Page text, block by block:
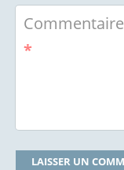
Commentaire
*